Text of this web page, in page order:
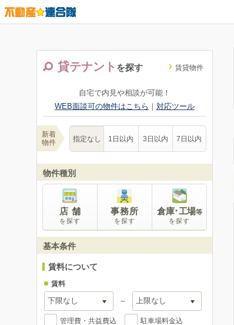
貸テナント を探す 賃貸物件
自宅で内見や相談が可能！
WEB面談可の物件はこちら ｜ 対応ツール
新着
物件
指定なし 1日以内 3日以内 7日以内
物件種別
店 舗
を探す
事務所
を探す
倉庫･工場等
を探す
基本条件
賃料について
賃料
～
管理費・共益費込 駐車場料金込